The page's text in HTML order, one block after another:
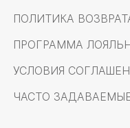
ПОЛИТИКА
ПРОГРАММА
УСЛОВИЯ
ЧАСТО